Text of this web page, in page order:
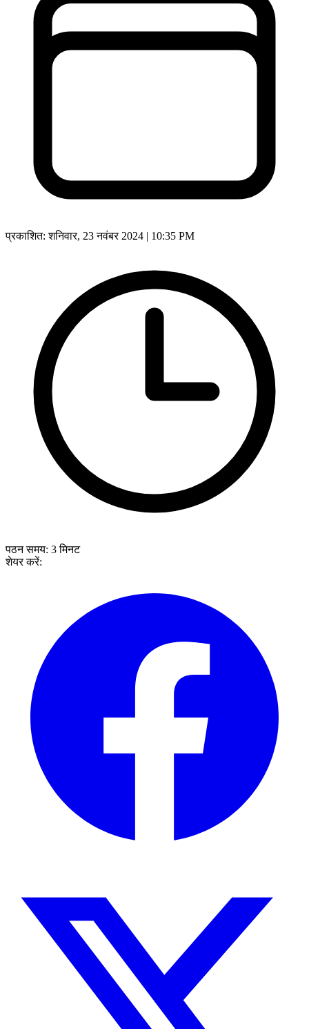
प्रकाशित:शनिवार, 23 नवंबर 2024 | 10:35 PM
पठन समय: 3मिनट
शेयर करें: